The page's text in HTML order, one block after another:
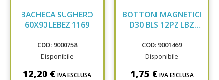
BACHECA SUGHERO
60X90 LEBEZ 1169
COD: 9000758
Disponibile
12,20 € IVA ESCLUSA
BOTTONI MAGNETICI
D30 BLS 12PZ LBZ
COD: 9001469
Disponibile
1,75 € IVA ESCLUSA